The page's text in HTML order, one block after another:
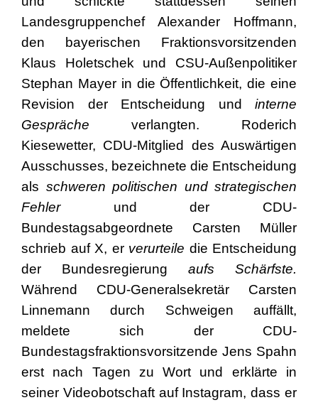
Landesgruppenchef Alexander Hoffmann,
den bayerischen Fraktionsvorsitzenden
Klaus Holetschek und CSU-Außenpolitiker
Stephan Mayer in die Öffentlichkeit, die eine
Revision der Entscheidung und interne
Gespräche verlangten. Roderich
Kiesewetter, CDU-Mitglied des Auswärtigen
Ausschusses, bezeichnete die Entscheidung
als schweren politischen und strategischen
Fehlerund der CDU-
Bundestagsabgeordnete Carsten Müller
schrieb auf X, er verurteile die Entscheidung
der Bundesregierung aufs Schärfste.
Während CDU-Generalsekretär Carsten
Linnemann durch Schweigen auffällt,
meldete sich der CDU-
Bundestagsfraktionsvorsitzende Jens Spahn
erst nach Tagen zu Wort und erklärte in
seiner Videobotschaft auf Instagram, dass er